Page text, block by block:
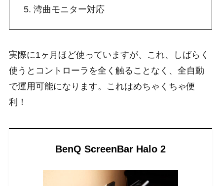
湾曲モニター対応
実際に1ヶ月ほど使っていますが、これ、しばらく
使うとコントローラを全く触ることなく、全自動
で運用可能になります。これはめちゃくちゃ便
利！
BenQ ScreenBar Halo 2